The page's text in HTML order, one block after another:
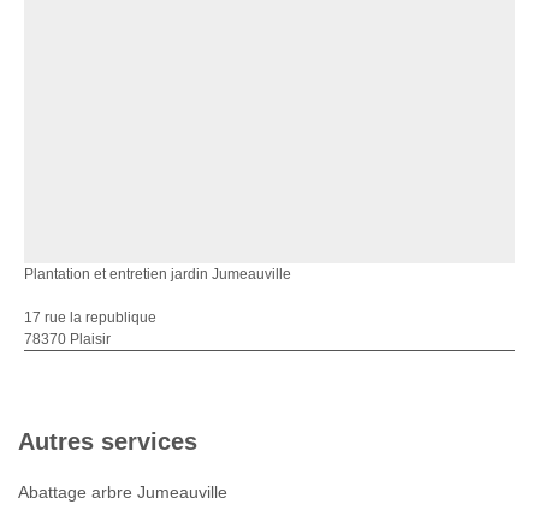
Plantation et entretien jardin Jumeauville
17 rue la republique
78370 Plaisir
Autres services
Abattage arbre Jumeauville